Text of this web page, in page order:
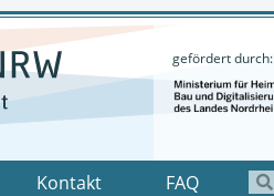
gefördert durch:
Kontakt FAQ